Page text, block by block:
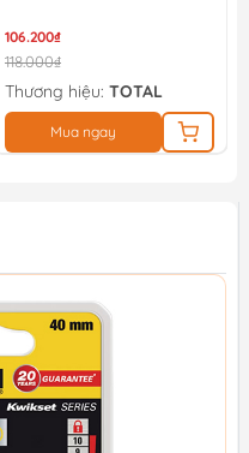
106.200₫
118.000₫
Thương hiệu: TOTAL
Mua ngay